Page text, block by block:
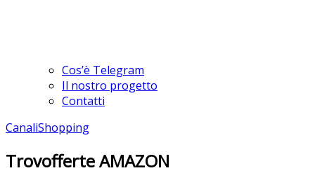
Cos’è Telegram
Il nostro progetto
Contatti
CanaliShopping
Trovofferte AMAZON